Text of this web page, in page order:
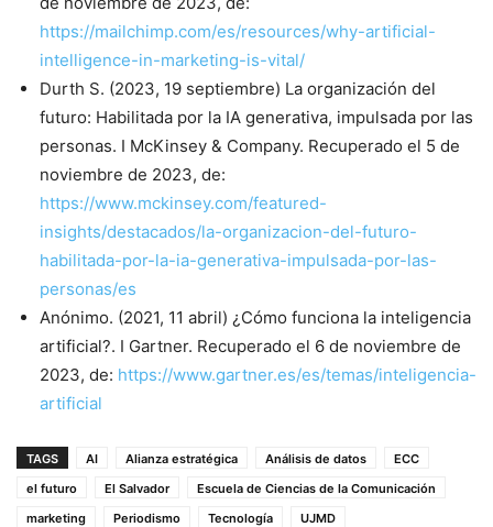
https://mailchimp.com/es/resources/why-artificial-
intelligence-in-marketing-is-vital/
Durth S. (2023, 19 septiembre) La organización del
futuro: Habilitada por la IA generativa, impulsada por las
personas. I McKinsey & Company. Recuperado el 5 de
noviembre de 2023, de:
https://www.mckinsey.com/featured-
insights/destacados/la-organizacion-del-futuro-
habilitada-por-la-ia-generativa-impulsada-por-las-
personas/es
Anónimo. (2021, 11 abril) ¿Cómo funciona la inteligencia
artificial?. I Gartner. Recuperado el 6 de noviembre de
2023, de: https://www.gartner.es/es/temas/inteligencia-
artificial
TAGS AI Alianza estratégica Análisis de datos
ECC
el futuro
El Salvador
Escuela de Ciencias de la Comunicación
marketing
Periodismo Tecnología
UJMD